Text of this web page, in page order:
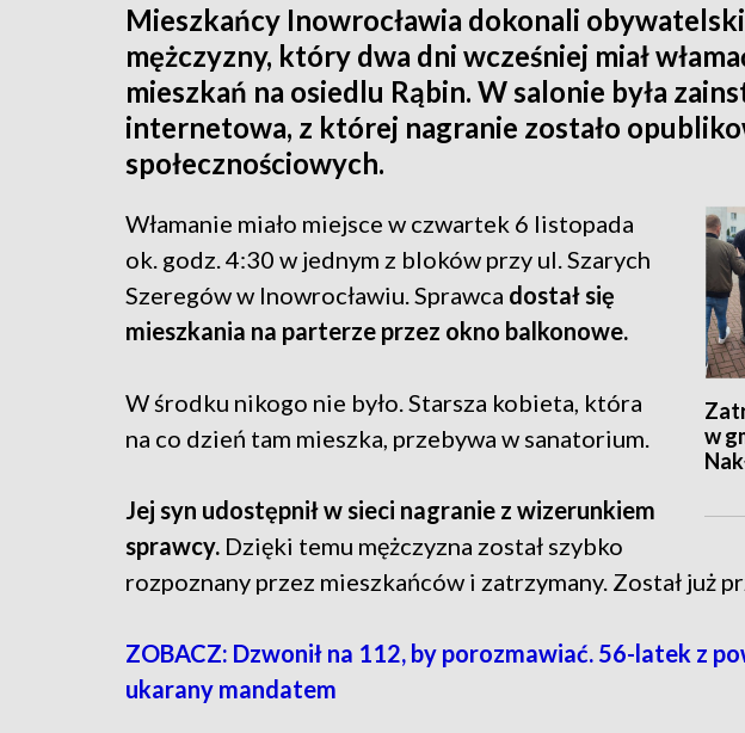
Mieszkańcy Inowrocławia dokonali
mężczyzny, który dwa dni wcześniej miał
mieszkań na osiedlu Rąbin. W salonie była
internetowa, z której nagranie zostało
społecznościowych.
w
Włamanie miało miejsce w czwartek 6 listopada
ok. godz. 4:30 w jednym z bloków przy ul. Szarych
Szeregów w Inowrocławiu. Sprawca dostał się
mieszkania na parterze przez okno balkonowe.
W środku nikogo nie było. Starsza kobieta, która
na co dzień tam mieszka, przebywa w sanatorium.
Jej syn udostępnił w sieci nagranie z wizerunkiem
sprawcy. Dzięki temu mężczyzna został szybko
rozpoznany przez mieszkańców i zatrzymany. Został już
ZOBACZ: Dzwonił na 112, by porozmawiać. 56-latek z
ukarany mandatem